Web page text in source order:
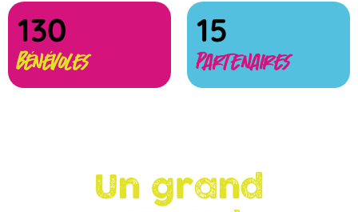
130
Bénévoles
15
Partenaires
Un grand